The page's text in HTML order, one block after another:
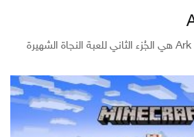
ما هي لعبة Ark 2 لعبة Ark 2 هي الجُزء الثاني للعبة النجاة الشهيرة